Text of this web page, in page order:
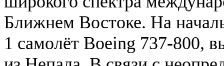
Ближнем Востоке. На
1 самолёт Boeing 737-800,